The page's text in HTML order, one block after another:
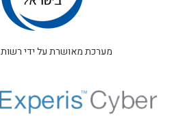
מערכת מאושרת על ידי